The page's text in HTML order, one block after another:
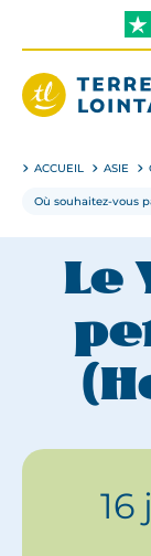
directement
contenu
ACCUEIL ASIE
Le
16